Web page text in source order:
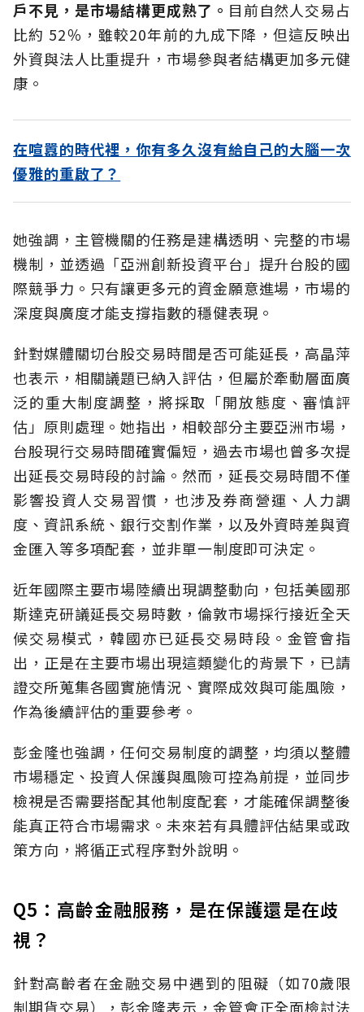
戶不見，是市場結構更成熟了。 目前自然人交易占
比約 52％，雖較20年前的九成下降，但這反映出
外資與法人比重提升，市場參與者結構更加多元健
康。
在喧囂的時代裡，你有多久沒有給自己的大腦一次
優雅的重啟了？
她強調，主管機關的任務是建構透明、完整的市場
機制，並透過「亞洲創新投資平台」提升台股的國
際競爭力。只有讓更多元的資金願意進場，市場的
深度與廣度才能支撐指數的穩健表現。
針對媒體關切台股交易時間是否可能延長，高晶萍
也表示，相關議題已納入評估，但屬於牽動層面廣
泛的重大制度調整，將採取「開放態度、審慎評
估」原則處理。她指出，相較部分主要亞洲市場，
台股現行交易時間確實偏短，過去市場也曾多次提
出延長交易時段的討論。然而，延長交易時間不僅
影響投資人交易習慣，也涉及券商營運、人力調
度、資訊系統、銀行交割作業，以及外資時差與資
金匯入等多項配套，並非單一制度即可決定。
近年國際主要市場陸續出現調整動向，包括美國那
斯達克研議延長交易時數，倫敦市場採行接近全天
候交易模式，韓國亦已延長交易時段。金管會指
出，正是在主要市場出現這類變化的背景下，已請
證交所蒐集各國實施情況、實際成效與可能風險，
作為後續評估的重要參考。
彭金隆也強調，任何交易制度的調整，均須以整體
市場穩定、投資人保護與風險可控為前提，並同步
檢視是否需要搭配其他制度配套，才能確保調整後
能真正符合市場需求。未來若有具體評估結果或政
策方向，將循正式程序對外說明。
Q5：高齡金融服務，是在保護還是在歧
視？
針對高齡者在金融交易中遇到的阻礙（如70歲限
制期貨交易），彭金隆表示，金管會正全面檢討法